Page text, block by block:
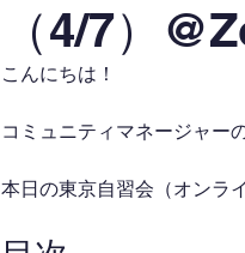
（4/7）
こんにちは！
コミュニティマネージャー
本日の東京自習会（オンラ